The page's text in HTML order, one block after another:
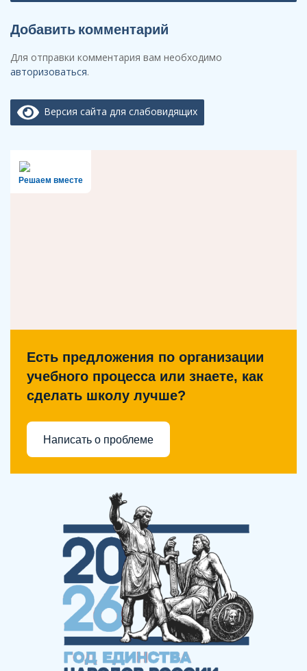
Добавить комментарий
Для отправки комментария вам необходимо
авторизоваться.
Версия сайта для слабовидящих
Решаем вместе
Есть предложения по организации
учебного процесса или знаете, как
сделать школу лучше?
Написать о проблеме